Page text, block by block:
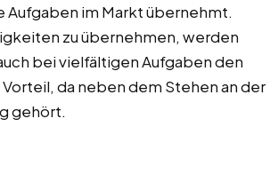
im Markt übernehmt.
zu übernehmen, werden
bei vielfältigen Aufgaben den
da neben dem Stehen an der
gehört.